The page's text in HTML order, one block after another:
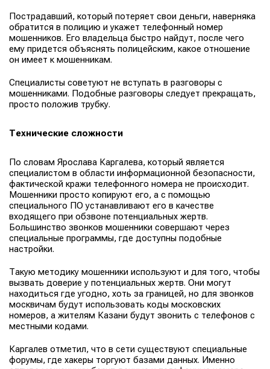
Пострадавший, который потеряет свои деньги, наверняка
обратится в полицию и укажет телефонный номер
мошенников. Его владельца быстро найдут, после чего
ему придется объяснять полицейским, какое отношение
он имеет к мошенникам.
Специалисты советуют не вступать в разговоры с
мошенниками. Подобные разговоры следует прекращать,
просто положив трубку.
Технические сложности
По словам Ярослава Каргалева, который является
специалистом в области информационной безопасности,
фактической кражи телефонного номера не происходит.
Мошенники просто копируют его, а с помощью
специального ПО устанавливают его в качестве
входящего при обзвоне потенциальных жертв.
Большинство звонков мошенники совершают через
специальные программы, где доступны подобные
настройки.
Такую методику мошенники используют и для того, чтобы
вызвать доверие у потенциальных жертв. Они могут
находиться где угодно, хоть за границей, но для звонков
москвичам будут использовать коды московских
номеров, а жителям Казани будут звонить с телефонов с
местными кодами.
Каргалев отметил, что в сети существуют специальные
форумы, где хакеры торгуют базами данных. Именно